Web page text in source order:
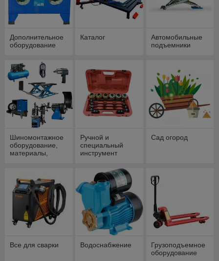
Дополнительное
оборудование
Каталог
Автомобильные
подъемники
Шиномонтажное
оборудование,
материалы,
Ручной и
специальный
инструмент
Сад огород
Все для сварки Водоснабжение
Грузоподъемное
оборудование